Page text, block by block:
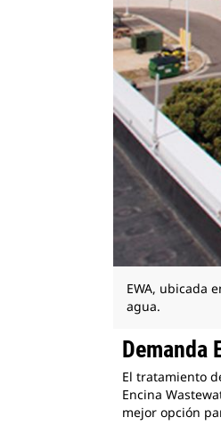
EWA, ubicada
agua.
Demanda
El tratamiento
Encina
mejor opción